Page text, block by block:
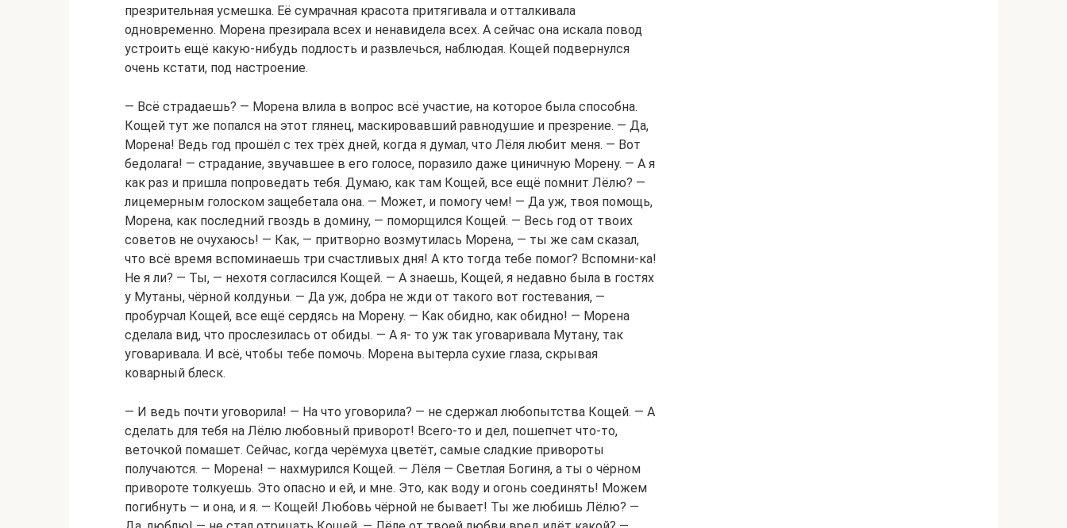
презрительная усмешка. Её сумрачная красота притягивала и отталкивала
одновременно. Морена презирала всех и ненавидела всех. А сейчас она искала повод
устроить ещё какую-нибудь подлость и развлечься, наблюдая. Кощей подвернулся
очень кстати, под настроение.
— Всё страдаешь? — Морена влила в вопрос всё участие, на которое была способна.
Кощей тут же попался на этот глянец, маскировавший равнодушие и презрение. — Да,
Морена! Ведь год прошёл с тех трёх дней, когда я думал, что Лёля любит меня. — Вот
бедолага! — страдание, звучавшее в его голосе, поразило даже циничную Морену. — А я
как раз и пришла попроведать тебя. Думаю, как там Кощей, все ещё помнит Лёлю? —
лицемерным голоском защебетала она. — Может, и помогу чем! — Да уж, твоя помощь,
Морена, как последний гвоздь в домину, — поморщился Кощей. — Весь год от твоих
советов не очухаюсь! — Как, — притворно возмутилась Морена, — ты же сам сказал,
что всё время вспоминаешь три счастливых дня! А кто тогда тебе помог? Вспомни-ка!
Не я ли? — Ты, — нехотя согласился Кощей. — А знаешь, Кощей, я недавно была в гостях
у Мутаны, чёрной колдуньи. — Да уж, добра не жди от такого вот гостевания, —
пробурчал Кощей, все ещё сердясь на Морену. — Как обидно, как обидно! — Морена
сделала вид, что прослезилась от обиды. — А я- то уж так уговаривала Мутану, так
уговаривала. И всё, чтобы тебе помочь. Морена вытерла сухие глаза, скрывая
коварный блеск.
— И ведь почти уговорила! — На что уговорила? — не сдержал любопытства Кощей. — А
сделать для тебя на Лёлю любовный приворот! Всего-то и дел, пошепчет что-то,
веточкой помашет. Сейчас, когда черёмуха цветёт, самые сладкие привороты
получаются. — Морена! — нахмурился Кощей. — Лёля — Светлая Богиня, а ты о чёрном
привороте толкуешь. Это опасно и ей, и мне. Это, как воду и огонь соединять! Можем
погибнуть — и она, и я. — Кощей! Любовь чёрной не бывает! Ты же любишь Лёлю? —